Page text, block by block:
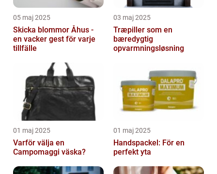
05 maj 2025
Skicka blommor Åhus -
en vacker gest för varje
tillfälle
03 maj 2025
Træpiller som en
bæredygtig
opvarmningsløsning
01 maj 2025
Varför välja en
Campomaggi väska?
01 maj 2025
Handspackel: För en
perfekt yta